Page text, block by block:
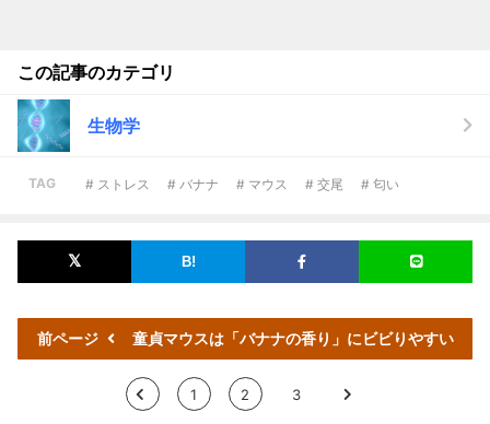
この記事のカテゴリ
生物学
TAG # ストレス # バナナ # マウス # 交尾 # 匂い
前ページ 童貞マウスは「バナナの香り」にビビりやすい
< 1 2 3 >